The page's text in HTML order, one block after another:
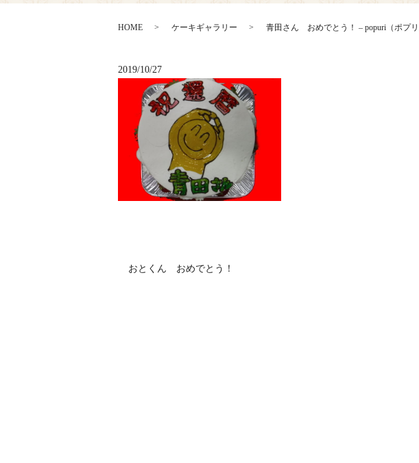
HOME ケーキギャラリー 青田さん おめでとう！ – popuri（ポプリ
2019/10/27
おとくん おめでとう！